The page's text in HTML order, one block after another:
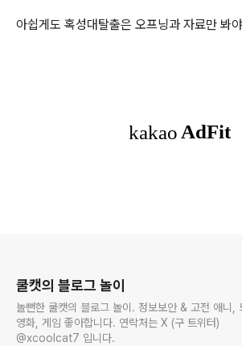
아쉽게도 혹성대탈출은 오프닝과 자료만 봐
쿨캣의 블로그 놀이
놀뻔한 쿨캣의 블로그 놀이. 정보보안 & 고전 애니,
영화, 게임 좋아합니다. 연락처는 X (구 트위터)
@xcoolcat7 입니다.